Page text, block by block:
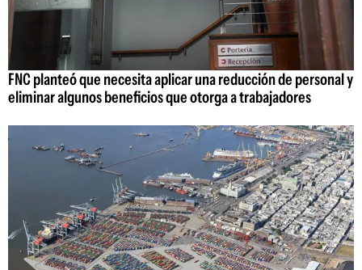
FNC planteó que necesita aplicar una reducción de personal y
eliminar algunos beneficios que otorga a trabajadores